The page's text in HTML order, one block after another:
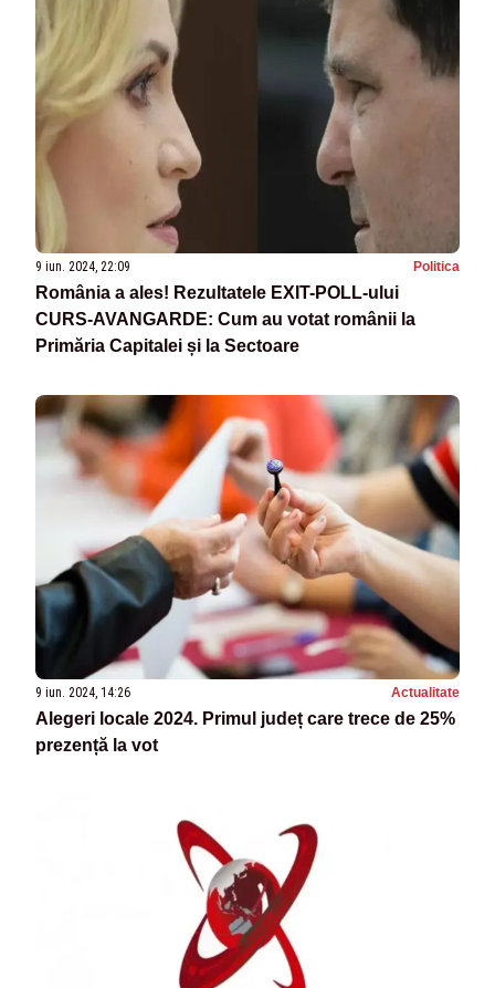
9 iun. 2024, 22:09 Politica
România a ales! Rezultatele EXIT-POLL-ului
CURS-AVANGARDE: Cum au votat românii la
Primăria Capitalei și la Sectoare
9 iun. 2024, 14:26 Actualitate
Alegeri locale 2024. Primul județ care trece de 25%
prezență la vot